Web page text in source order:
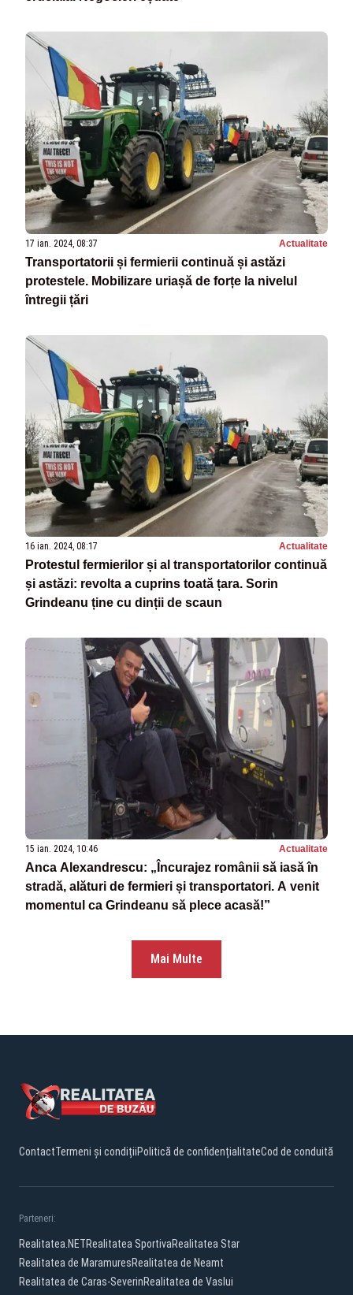
17 ian. 2024, 08:37 Actualitate
Transportatorii și fermierii continuă și astăzi
protestele. Mobilizare uriașă de forțe la nivelul
întregii țări
16 ian. 2024, 08:17 Actualitate
Protestul fermierilor și al transportatorilor continuă
și astăzi: revolta a cuprins toată țara. Sorin
Grindeanu ține cu dinții de scaun
15 ian. 2024, 10:46 Actualitate
Anca Alexandrescu: „Încurajez românii să iasă în
stradă, alături de fermieri și transportatori. A venit
momentul ca Grindeanu să plece acasă!”
Mai Multe
ContactTermeni și condițiiPolitică de confidențialitateCod de conduită
Parteneri:
Realitatea.NETRealitatea SportivaRealitatea Star
Realitatea de MaramuresRealitatea de Neamt
Realitatea de Caras-SeverinRealitatea de Vaslui